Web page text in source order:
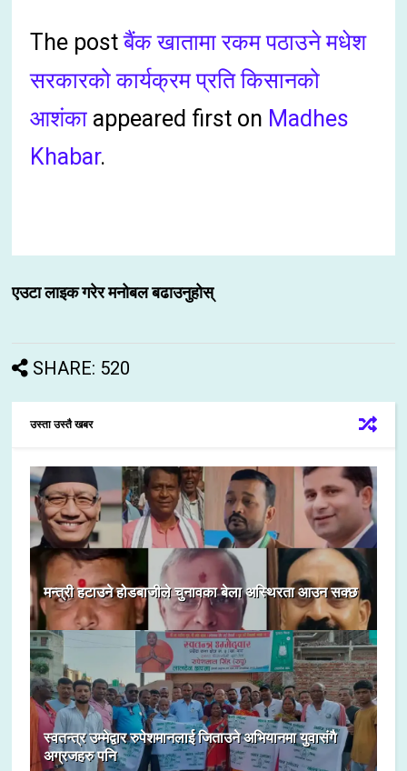
The postबैंक खातामा रकम पठाउने मधेश
सरकारको कार्यक्रम प्रति किसानको
आशंका appeared first on Madhes
Khabar.
एउटा लाइक गरेर मनोबल बढाउनुहोस्
SHARE: 520
उस्ता उस्तै खबर
मन्त्री हटाउने होडबाजीले चुनावका बेला अस्थिरता आउन सक्छ
स्वतन्त्र उम्मेद्वार रुपेशमानलाई जिताउने अभियानमा युवासंगै
अग्रजहरु पनि